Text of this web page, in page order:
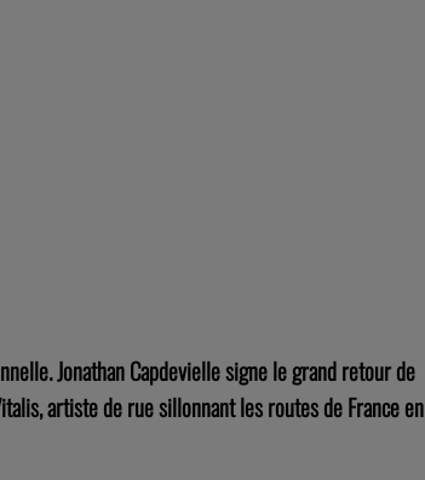
Jonathan Capdevielle signe le grand retour de
artiste de rue sillonnant les routes de France en